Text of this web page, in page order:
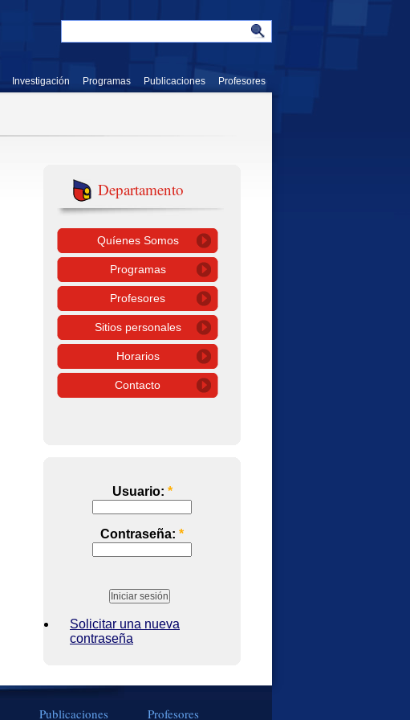
Investigación Programas Publicaciones Profesores
Departamento
Quíenes Somos
Programas
Profesores
Sitios personales
Horarios
Contacto
Usuario: *
Contraseña: *
Solicitar una nueva
contraseña
Publicaciones Profesores